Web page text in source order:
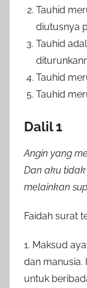
Tauhid
diutusnya
Tauhid
Tauhid
Tauhid
Dalil 1
Angin yang
Dan aku
melainkan
Faidah surat
1. Maksud
dan manusia.
untuk